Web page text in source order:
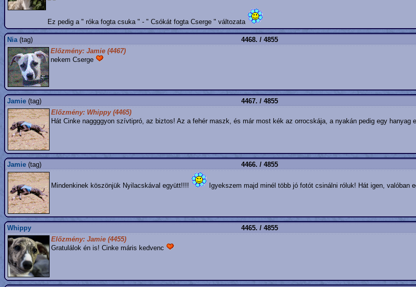
Ez pedig a " róka fogta csuka " - " Csókát fogta Cserge " változata
Nia(tag) 4468. / 4855
Előzmény: Jamie (4467)
nekem Cserge
Jamie (tag) 4467. / 4855
Előzmény: Whippy (4465)
Hát Cinke naggggyon szívtipró, az biztos! Az a fehér maszk, és már most kék az orrocskája, a nyakán pedig egy
Jamie (tag) 4466. / 4855
Mindenkinek köszönjük Nyilacskával együtt!!!! Igyekszem majd minél több jó fotót csinálni róluk! Hát igen, valóban
Whippy 4465. / 4855
Előzmény: Jamie (4455)
Gratulálok én is! Cinke máris kedvenc